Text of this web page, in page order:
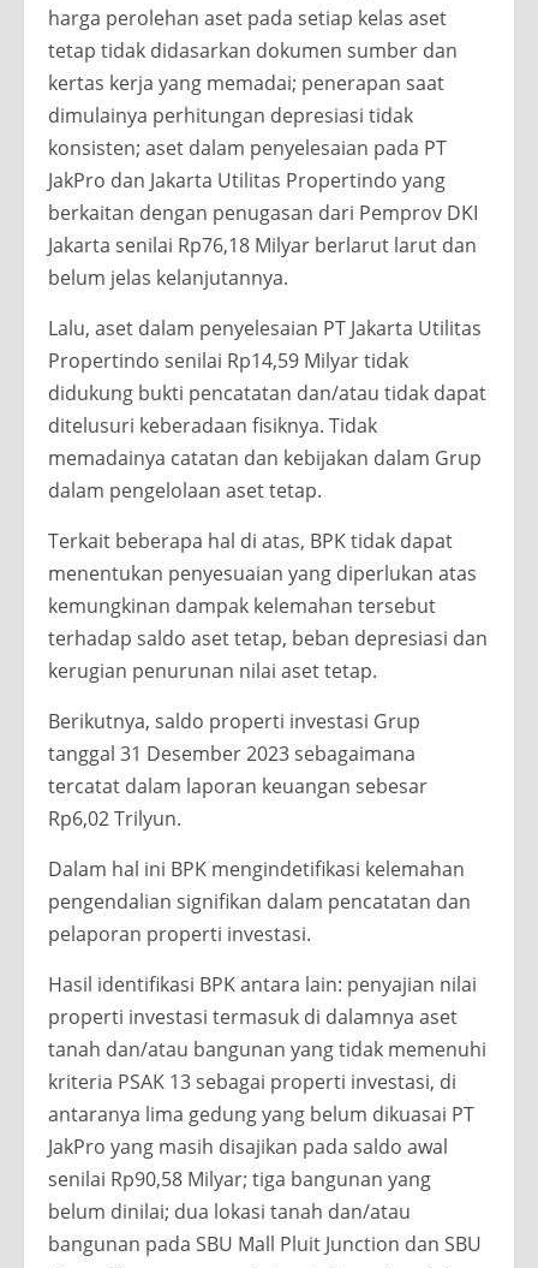
harga perolehan aset pada setiap kelas aset
tetap tidak didasarkan dokumen sumber dan
kertas kerja yang memadai; penerapan saat
dimulainya perhitungan depresiasi tidak
konsisten; aset dalam penyelesaian pada PT
JakPro dan Jakarta Utilitas Propertindo yang
berkaitan dengan penugasan dari Pemprov DKI
Jakarta senilai Rp76,18 Milyar berlarut larut dan
belum jelas kelanjutannya.
Lalu, aset dalam penyelesaian PT Jakarta Utilitas
Propertindo senilai Rp14,59 Milyar tidak
didukung bukti pencatatan dan/atau tidak dapat
ditelusuri keberadaan fisiknya. Tidak
memadainya catatan dan kebijakan dalam Grup
dalam pengelolaan aset tetap.
Terkait beberapa hal di atas, BPK tidak dapat
menentukan penyesuaian yang diperlukan atas
kemungkinan dampak kelemahan tersebut
terhadap saldo aset tetap, beban depresiasi dan
kerugian penurunan nilai aset tetap.
Berikutnya, saldo properti investasi Grup
tanggal 31 Desember 2023 sebagaimana
tercatat dalam laporan keuangan sebesar
Rp6,02 Trilyun.
Dalam hal ini BPK mengindetifikasi kelemahan
pengendalian signifikan dalam pencatatan dan
pelaporan properti investasi.
Hasil identifikasi BPK antara lain: penyajian nilai
properti investasi termasuk di dalamnya aset
tanah dan/atau bangunan yang tidak memenuhi
kriteria PSAK 13 sebagai properti investasi, di
antaranya lima gedung yang belum dikuasai PT
JakPro yang masih disajikan pada saldo awal
senilai Rp90,58 Milyar; tiga bangunan yang
belum dinilai; dua lokasi tanah dan/atau
bangunan pada SBU Mall Pluit Junction dan SBU